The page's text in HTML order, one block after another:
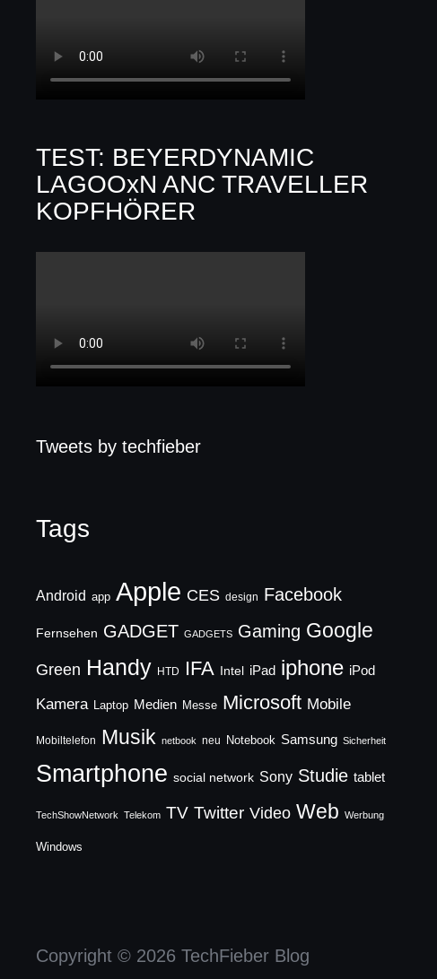
TEST: BEYERDYNAMIC
LAGOOxN ANC TRAVELLER
KOPFHÖRER
Tweets by techfieber
Tags
Android app Apple CES design Facebook
Fernsehen GADGET GADGETS Gaming Google
Green Handy HTD IFA Intel iPad iphone iPod
Kamera Laptop Medien Messe Microsoft Mobile
Mobiltelefon Musik netbook neu Notebook Samsung Sicherheit
Smartphone social network Sony Studie tablet
TechShowNetwork Telekom TV Twitter Video Web Werbung
Windows
Copyright © 2026 TechFieber Blog